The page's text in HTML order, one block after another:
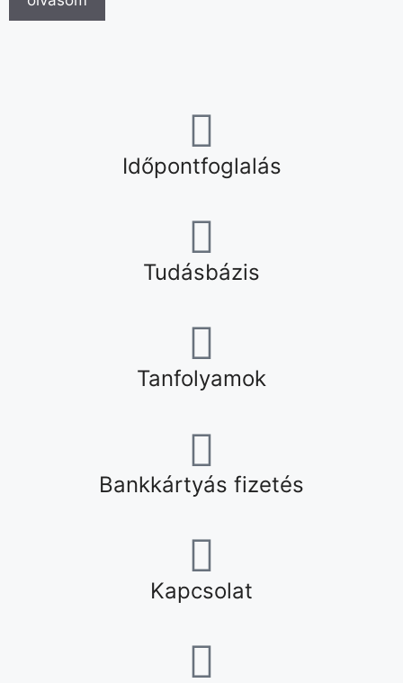
Időpontfoglalás
Tudásbázis
Tanfolyamok
Bankkártyás fizetés
Kapcsolat